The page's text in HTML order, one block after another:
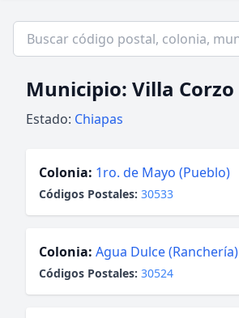
Municipio: Villa Corzo
Estado: Chiapas
Colonia: 1ro. de Mayo (Pueblo)
Códigos Postales: 30533
Colonia: Agua Dulce (Ranchería)
Códigos Postales: 30524